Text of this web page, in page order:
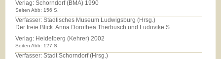
Verlag:Schorndorf (BMA) 1990
Seiten Abb: 156 S.
Verfasser: Städtisches Museum Ludwigsburg (Hrsg.)
Der freie Blick. Anna Dorothea Therbusch und Ludovike S...
Verlag: Heidelberg (Kehrer) 2002
Seiten Abb: 127 S.
Verfasser: Stadt Schorndorf (Hrsg.)